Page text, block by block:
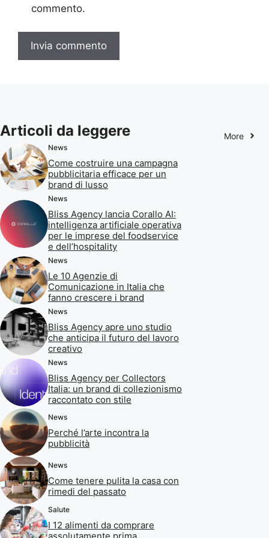
commento.
Articoli da leggere More
News
Come costruire una campagna
pubblicitaria efficace per un
brand di lusso
News
Bliss Agency lancia Corallo AI:
intelligenza artificiale operativa
per le imprese del foodservice
e dell’hospitality
News
Le 10 Agenzie di
Comunicazione in Italia che
fanno crescere i brand
News
Bliss Agency apre uno studio
che anticipa il futuro del lavoro
creativo
News
Bliss Agency per Collectors
Italia: un brand di collezionismo
raccontato con stile
News
Perché l’arte incontra la
pubblicità
News
Come tenere pulita la casa con
rimedi del passato
Salute
I 12 alimenti da comprare